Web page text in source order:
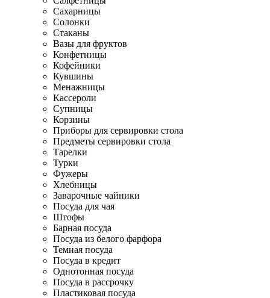
Сахарницы
Солонки
Стаканы
Вазы для фруктов
Конфетницы
Кофейники
Кувшины
Менажницы
Кассероли
Супницы
Корзины
Приборы для сервировки стола
Предметы сервировки стола
Тарелки
Турки
Фужеры
Хлебницы
Заварочные чайники
Посуда для чая
Штофы
Барная посуда
Посуда из белого фарфора
Темная посуда
Посуда в кредит
Однотонная посуда
Посуда в рассрочку
Пластиковая посуда